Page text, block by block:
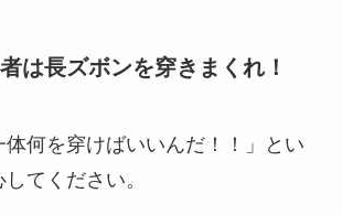
は長ズボンを穿きまくれ！
体何を穿けばいいんだ！！」とい
てください。